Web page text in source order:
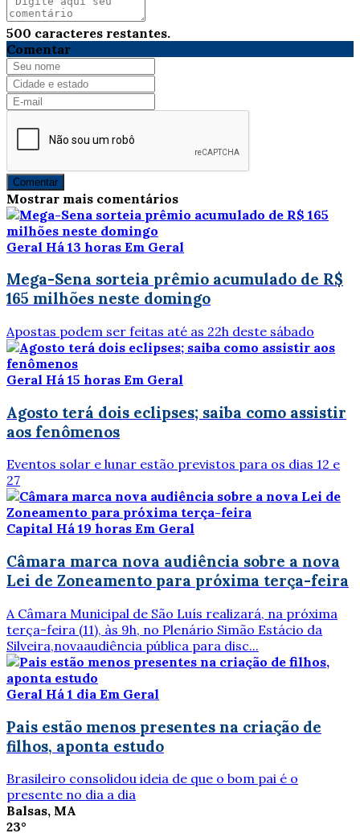
500 caracteres restantes.
Comentar
Comentar
Mostrar mais comentários
Geral Há 13 horas Em Geral
Mega-Sena sorteia prêmio acumulado de R$
165 milhões neste domingo
Apostas podem ser feitas até as 22h deste sábado
Geral Há 15 horas Em Geral
Agosto terá dois eclipses; saiba como assistir
aos fenômenos
Eventos solar e lunar estão previstos para os dias 12 e
27
Capital Há 19 horas Em Geral
Câmara marca nova audiência sobre a nova
Lei de Zoneamento para próxima terça-feira
A Câmara Municipal de São Luís realizará, na próxima
terça-feira (11), às 9h, no Plenário Simão Estácio da
Silveira,novaaudiência pública para disc...
Geral Há 1 dia Em Geral
Pais estão menos presentes na criação de
filhos, aponta estudo
Brasileiro consolidou ideia de que o bom pai é o
presente no dia a dia
Balsas, MA
23°